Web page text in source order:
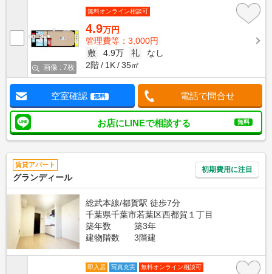
画像 : 7枚
無料オンライン相談可
4.9万円
管理費等：3,000円
敷
4.9万 礼
なし
2階
1K 35㎡
空室確認 無料 電話で問合せ
お店にLINEで相談する 無料
賃貸アパート
グランディール
初期費用に注目
総武本線/都賀駅 徒歩7分
千葉県千葉市若葉区西都賀１丁目
築年数
築3年
建物階数
3階建
即入居 写真充実
無料オンライン相談可